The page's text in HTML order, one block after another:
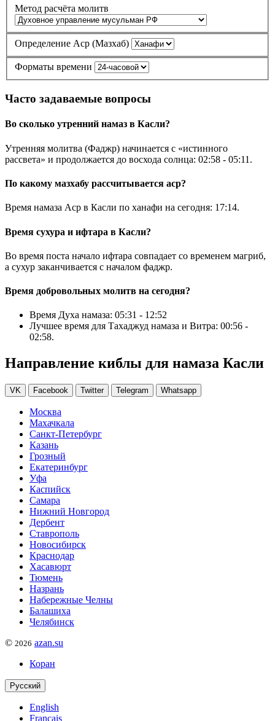
Метод расчёта молитв
Определение Аср (Мазхаб)
Форматы времени
Часто задаваемые вопросы
Во сколько утренний намаз в Касли?
Утренняя молитва (Фаджр) начинается с «истинного
рассвета» и продолжается до восхода солнца: 02:58 - 05:11 .
По какому мазхабу рассчитывается аср?
Время намаза Аср в Касли по ханафи на сегодня: 17:14.
Время сухура и ифтара в Касли?
Во время поста начало ифтара совпадает со временем магриб,
а сухур заканчивается с началом фаджр.
Время добровольных молитв на сегодня?
Время Духа намаза: 05:31 - 12:52
Лучшее время для Тахаджуд намаза и Витра: 00:56 -
02:58.
Направление киблы для намаза Касли
VK Facebook Twitter Telegram Whatsapp
Москва
Махачкала
Санкт-Петербург
Казань
Грозный
Екатеринбург
Уфа
Каспийск
Самара
Нижний Новгород
Дербент
Ставрополь
Новосибирск
Краснодар
Хасавюрт
Тюмень
Назрань
Набережные Челны
Балашиха
Челябинск
© 2026 azan.su
Коран
Русский
English
Français